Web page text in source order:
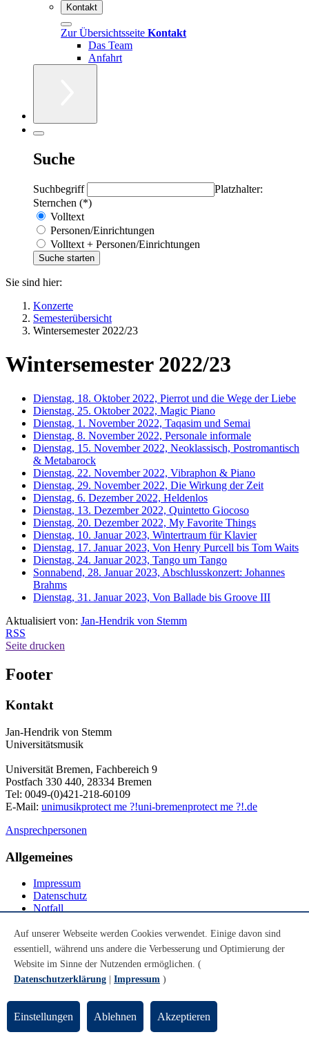
Kontakt
Zur Übersichtsseite Kontakt
Das Team
Anfahrt
Suche
Suchbegriff
Platzhalter:
Sternchen (*)
Volltext
Personen/Einrichtungen
Volltext + Personen/Einrichtungen
Sie sind hier:
Konzerte
Semesterübersicht
Wintersemester 2022/23
Wintersemester 2022/23
Dienstag, 18. Oktober 2022, Pierrot und die Wege der Liebe
Dienstag, 25. Oktober 2022, Magic Piano
Dienstag, 1. November 2022, Taqasim und Semai
Dienstag, 8. November 2022, Personale informale
Dienstag, 15. November 2022, Neoklassisch, Postromantisch
& Metabarock
Dienstag, 22. November 2022, Vibraphon & Piano
Dienstag, 29. November 2022, Die Wirkung der Zeit
Dienstag, 6. Dezember 2022, Heldenlos
Dienstag, 13. Dezember 2022, Quintetto Giocoso
Dienstag, 20. Dezember 2022, My Favorite Things
Dienstag, 10. Januar 2023, Wintertraum für Klavier
Dienstag, 17. Januar 2023, Von Henry Purcell bis Tom Waits
Dienstag, 24. Januar 2023, Tango um Tango
Sonnabend, 28. Januar 2023, Abschlusskonzert: Johannes
Brahms
Dienstag, 31. Januar 2023, Von Ballade bis Groove III
Aktualisiert von: Jan-Hendrik von Stemm
RSS
Seite drucken
Footer
Kontakt
Jan-Hendrik von Stemm
Universitätsmusik
Universität Bremen, Fachbereich 9
Postfach 330 440, 28334 Bremen
Tel: 0049-(0)421-218-60109
E-Mail: unimusikprotect me ?!uni-bremenprotect me ?!.de
Ansprechpersonen
Allgemeines
Impressum
Datenschutz
Notfall
DGS
Social Media
Youtube
Instagram
LinkedIn
Mastodon
Auf unserer Webseite werden Cookies verwendet. Einige davon sind
essentiell, während uns andere die Verbesserung und Optimierung der
Website im Sinne der Nutzenden ermöglichen. (
Datenschutzerklärung
Impressum )
Einstellungen Ablehnen Akzeptieren